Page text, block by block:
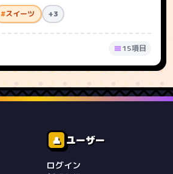
#スイーツ +3
15項目
👤 ユーザー
ログイン